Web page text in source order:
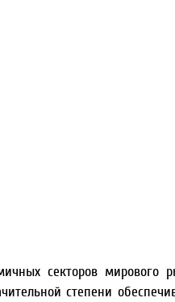
секторов мирового
степени